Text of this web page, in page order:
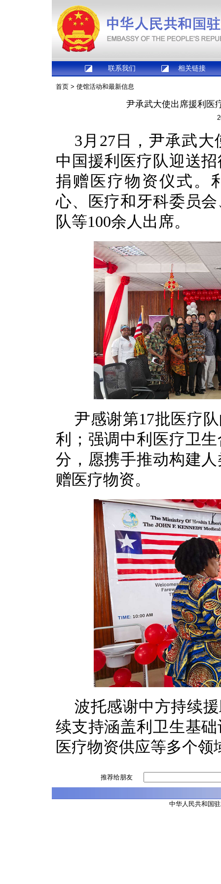
联系我们 相关链接
首页 > 使馆活动和最新信息
尹承武大使出席援利医
3月27日，尹承武
中国援利医疗队迎送
捐赠医疗物资仪式。
心、医疗和牙科委员
队等100余人出席。
尹感谢第17批医疗
利；强调中利医疗卫
分，愿携手推动构建
赠医疗物资。
波托感谢中方持续
续支持涵盖利卫生基
医疗物资供应等多个
推荐给朋友
中华人民共和国